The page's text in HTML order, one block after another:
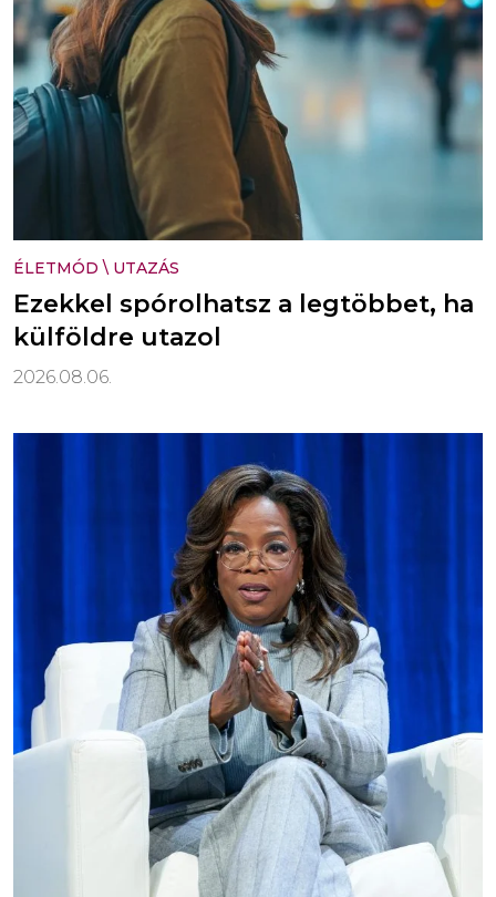
ÉLETMÓD \ UTAZÁS
Ezekkel spórolhatsz a legtöbbet, ha
külföldre utazol
2026.08.06.